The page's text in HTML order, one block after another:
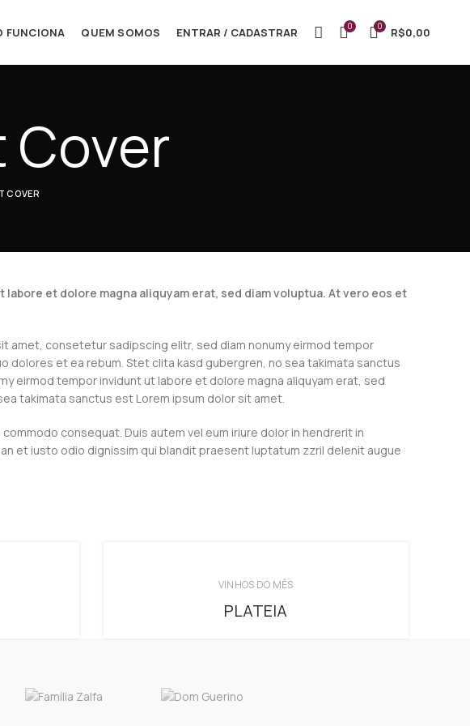
FUNCIONA QUEM SOMOS ENTRAR / CADASTRAR 0 0 R$0,00
Cover
COVER
et dolore magna aliquyam erat, sed diam voluptua. At vero eos et
amet, consetetur sadipscing elitr, sed diam nonumy eirmod tempor
dolores et ea rebum. Stet clita kasd gubergren, no sea takimata sanctus
eirmod tempor invidunt ut labore et dolore magna aliquyam erat, sed
takimata sanctus est Lorem ipsum dolor sit amet.
consequat. Duis autem vel eum iriure dolor in hendrerit in
et iusto odio dignissim qui blandit praesent luptatum zzril delenit augue
VINHOS DO MÊS
PLATEIA